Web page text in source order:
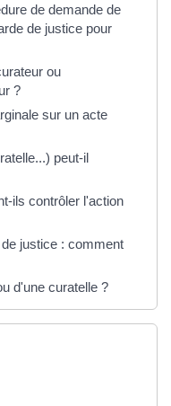
de demande de
de justice pour
ou
?
sur un acte
peut-il
ils contrôler l'action
justice : comment
d'une curatelle ?